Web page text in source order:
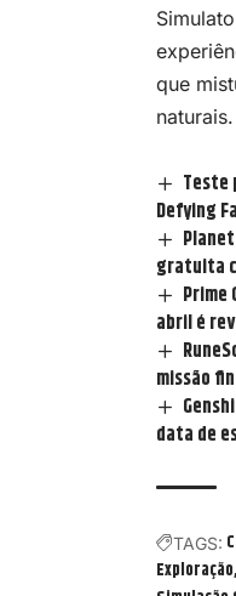
que
naturais.
Teste
Defying
gratuita
Prime
abril é
missão
data de
TAGS:
Exploração